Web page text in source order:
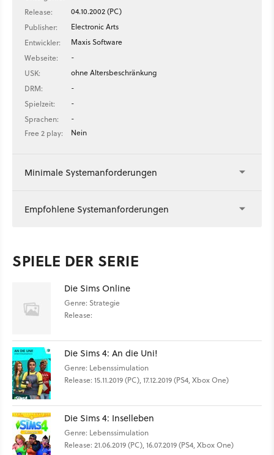
Release:
04.10.2002 (PC)
Publisher:
Electronic Arts
Entwickler:
Maxis Software
Webseite:
-
USK:
ohne Altersbeschränkung
DRM:
-
Spielzeit:
-
Sprachen:
-
Free 2 play:
Nein
Minimale Systemanforderungen
Empfohlene Systemanforderungen
SPIELE DER SERIE
Die Sims Online
Genre: Strategie
Release:
Die Sims 4: An die Uni!
Genre: Lebenssimulation
Release: 15.11.2019 (PC), 17.12.2019 (PS4, Xbox One)
Die Sims 4: Inselleben
Genre: Lebenssimulation
Release: 21.06.2019 (PC), 16.07.2019 (PS4, Xbox One)